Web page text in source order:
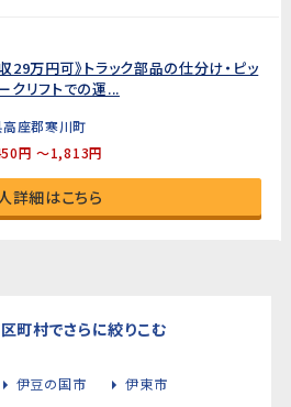
29万円可》トラック部品の仕分け・ピッ
クリフトでの運...
座郡寒川町
円 ～1,813円
詳細はこちら
町村でさらに絞りこむ
伊豆の国市
伊東市